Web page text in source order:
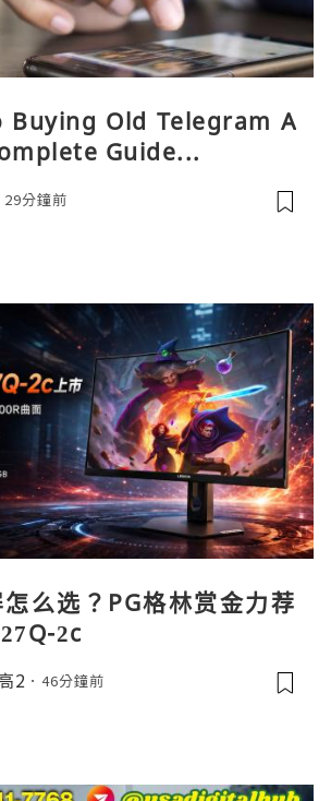
Buying Old Telegram A
Guide...
29分鐘前
么选？PG格林赏金力荐
2c
2 46分鐘前